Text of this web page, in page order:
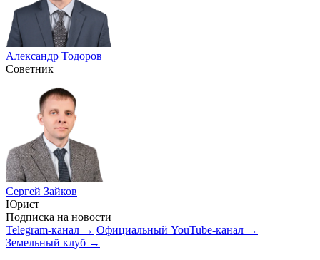
Александр Тодоров
Советник
Сергей Зайков
Юрист
Подписка на новости
Telegram-канал → Официальный YouTube-канал →
Земельный клуб →